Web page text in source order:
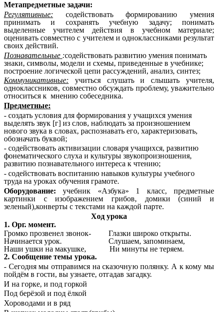
Метапредметные задачи:
Регулятивные:
содействовать формированию умения
принимать и сохранять учебную задачу; понимать
выделенные учителем действия в учебном материале;
оценивать совместно с учителем и одноклассниками результат
своих действий.
Познавательные :содействовать развитию умения понимать
знаки, символы, модели и схемы, приведенные в учебнике;
построение логической цепи рассуждений, анализ, синтез;
Коммуникативные:
учиться слушать и слышать учителя,
одноклассников, совместно обсуждать проблему, уважительно
относиться к мнению собеседника.
Предметные:
- создать условия для формирования у учащихся умения
выделять звук [г] из слов, наблюдать за произношением
нового звука в словах, распознавать его, характеризовать,
обозначать буквой;
- содействовать активизации словаря учащихся, развитию
фонематического слуха и культуры звукопроизношения,
развитию познавательного интереса к чтению;
- содействовать воспитанию навыков культуры учебного
труда на уроках обучения грамоте.
Оборудование:учебник «Азбука» 1 класс, предметные
картинки с изображением грибов, домики (синий и
зеленый),конверты с текстами на каждой парте.
Ход урока
1. Орг. момент.
Громко прозвенел звонок- Глазки широко открыты.
Начинается урок. Слушаем, запоминаем,
Наши ушки на макушке, Ни минуты не теряем.
2. Сообщение темы урока.
- Сегодня мы отправимся на сказочную полянку. А к кому мы
пойдём в гости, вы узнаете, отгадав загадку.
И на горке, и под горкой
Под берёзой и под ёлкой
Хороводами и в ряд